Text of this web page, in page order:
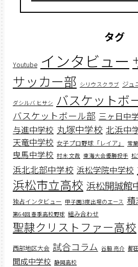
タグ
Youtube インタビュー
サッカー部 シリウスクラブ ジュ
ダシルバ ヒサシ バスケットボ
バスケットボール部 三ヶ日中
与進中学校 丸塚中学校 北浜中
天竜中学校 女子プロ野球「レイア」 常
曳馬中学校 村木 文哉 東海大会優勝投手 松
浜北北部中学校 浜松学院中学校
浜松市立高校 浜松開誠館
独占インタビュー 甲子園3度出場のエース
第64回 春季高校野球 組み合わせ
聖隷クリストファー高校
西部地区大会 試合コラム 谷脇 亮介 都
開成中学校 静岡高校